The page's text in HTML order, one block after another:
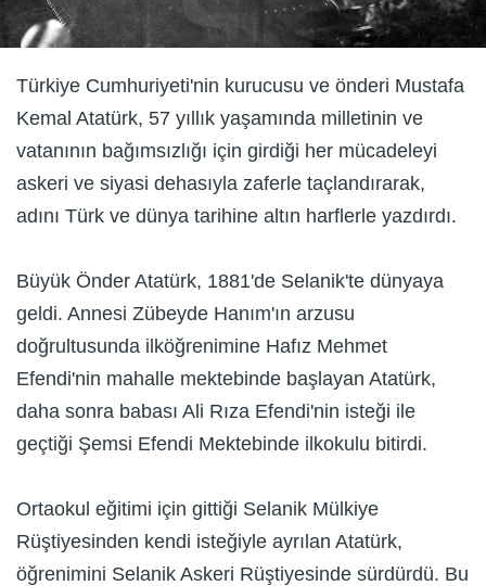
Türkiye Cumhuriyeti'nin kurucusu ve önderi Mustafa
Kemal Atatürk, 57 yıllık yaşamında milletinin ve
vatanının bağımsızlığı için girdiği her mücadeleyi
askeri ve siyasi dehasıyla zaferle taçlandırarak,
adını Türk ve dünya tarihine altın harflerle yazdırdı.
Büyük Önder Atatürk, 1881'de Selanik'te dünyaya
geldi. Annesi Zübeyde Hanım'ın arzusu
doğrultusunda ilköğrenimine Hafız Mehmet
Efendi'nin mahalle mektebinde başlayan Atatürk,
daha sonra babası Ali Rıza Efendi'nin isteği ile
geçtiği Şemsi Efendi Mektebinde ilkokulu bitirdi.
Ortaokul eğitimi için gittiği Selanik Mülkiye
Rüştiyesinden kendi isteğiyle ayrılan Atatürk,
öğrenimini Selanik Askeri Rüştiyesinde sürdürdü. Bu